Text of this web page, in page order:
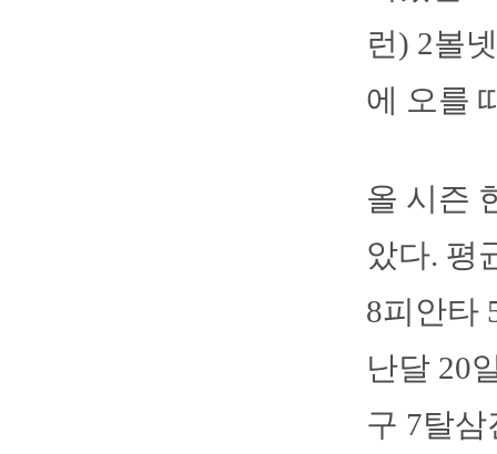
런) 2볼
에 오를
올 시즌
았다. 평
8피안타
난달 20
구 7탈